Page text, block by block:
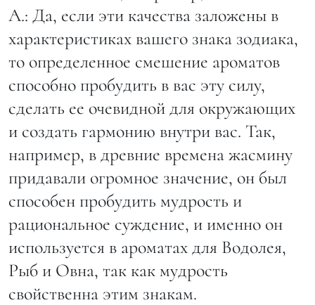
А.: Да, если эти качества заложены в
характеристиках вашего знака зодиака,
то определенное смешение ароматов
способно пробудить в вас эту силу,
сделать ее очевидной для окружающих
и создать гармонию внутри вас. Так,
например, в древние времена жасмину
придавали огромное значение, он был
способен пробудить мудрость и
рациональное суждение, и именно он
используется в ароматах для Водолея,
Рыб и Овна, так как мудрость
свойственна этим знакам.